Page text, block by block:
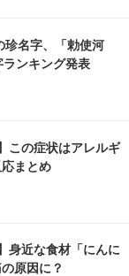
珍名字、「勅使河
ランキング発表
この症状はアレルギ
まとめ
身近な食材「にんに
原因に？